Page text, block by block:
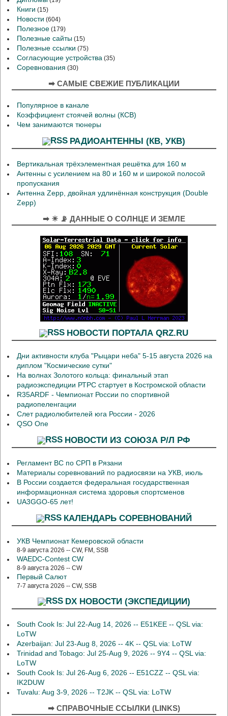
Книги (15)
Новости (604)
Полезное (179)
Полезные сайты (15)
Полезные ссылки (75)
Согласующие устройства (35)
Соревнования (30)
➡ САМЫЕ СВЕЖИЕ ПУБЛИКАЦИИ
Популярное в канале
Коэффициент стоячей волны (КСВ)
Чем занимаются тюнеры
РАДИОАНТЕННЫ (КВ, УКВ)
Вертикальная трёхэлементная решётка для 160 м
Антенны с усилением на 80 и 160 м и широкой полосой
пропускания
Антенна Zepp, двойная удлинённая конструкция (Double
Zepp)
➡ ☀ 📡 ДАННЫЕ О СОЛНЦЕ И ЗЕМЛЕ
НОВОСТИ ПОРТАЛА QRZ.RU
Дни активности клуба "Рыцари неба" 5-15 августа 2026 на
диплом "Космические сутки"
На волнах Золотого кольца: финальный этап
радиоэкспедиции РТРС стартует в Костромской области
R35ARDF - Чемпионат России по спортивной
радиопеленгации
Слет радиолюбителей юга России - 2026
QSO One
НОВОСТИ ИЗ СОЮЗА Р/Л РФ
Регламент ВС по СРП в Рязани
Материалы соревнований по радиосвязи на УКВ, июль
В России создается федеральная государственная
информационная система здоровья спортсменов
UA3GGO-65 лет!
КАЛЕНДАРЬ СОРЕВНОВАНИЙ
УКВ Чемпионат Кемеровской области
8-9 августа 2026 -- CW, FM, SSB
WAEDC-Contest CW
8-9 августа 2026 -- CW
Первый Салют
7-7 августа 2026 -- CW, SSB
DX НОВОСТИ (ЭКСПЕДИЦИИ)
South Cook Is: Jul 22-Aug 14, 2026 -- E51KEE -- QSL via:
LoTW
Azerbaijan: Jul 23-Aug 8, 2026 -- 4K -- QSL via: LoTW
Trinidad and Tobago: Jul 25-Aug 9, 2026 -- 9Y4 -- QSL via:
LoTW
South Cook Is: Jul 26-Aug 6, 2026 -- E51CZZ -- QSL via:
IK2DUW
Tuvalu: Aug 3-9, 2026 -- T2JK -- QSL via: LoTW
➡ СПРАВОЧНЫЕ ССЫЛКИ (LINKS)